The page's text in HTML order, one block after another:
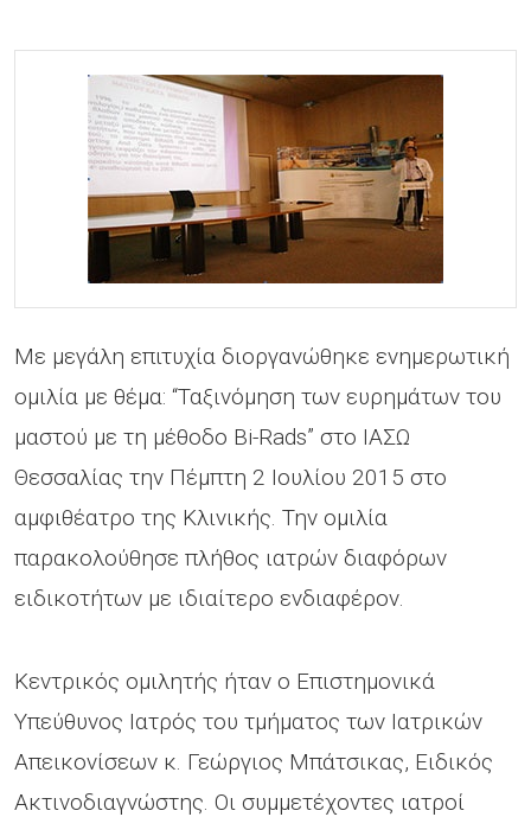
Με μεγάλη επιτυχία διοργανώθηκε ενημερωτική
ομιλία με θέμα: “Ταξινόμηση των ευρημάτων του
μαστού με τη μέθοδο Bi-Rads” στο ΙΑΣΩ
Θεσσαλίας την Πέμπτη 2 Ιουλίου 2015 στο
αμφιθέατρο της Κλινικής. Την ομιλία
παρακολούθησε πλήθος ιατρών διαφόρων
ειδικοτήτων με ιδιαίτερο ενδιαφέρον.
Κεντρικός ομιλητής ήταν ο Επιστημονικά
Υπεύθυνος Ιατρός του τμήματος των Ιατρικών
Απεικονίσεων κ. Γεώργιος Μπάτσικας, Ειδικός
Ακτινοδιαγνώστης. Οι συμμετέχοντες ιατροί